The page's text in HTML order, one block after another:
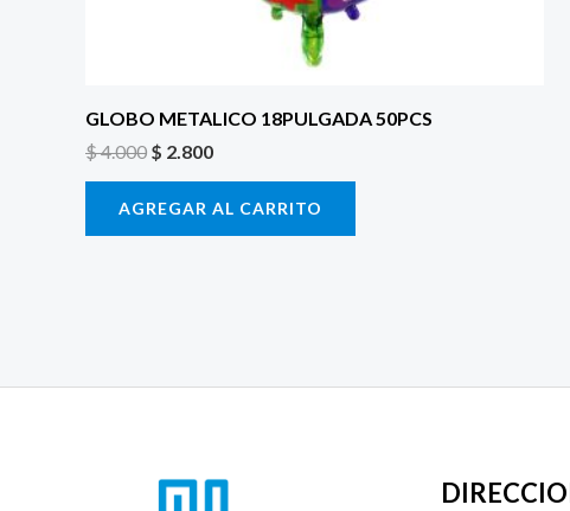
GLOBO METALICO 18PULGADA 50PCS
$4.000 $ 2.800
AGREGAR AL CARRITO